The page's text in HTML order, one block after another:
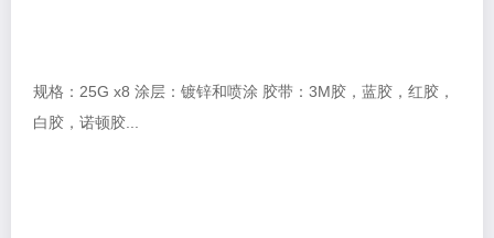
规格：25G x8 涂层：镀锌和喷涂 胶带：3M胶，蓝胶，红胶，
白胶，诺顿胶...